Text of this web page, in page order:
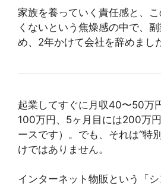
家族を養っていく責任感と、
くないという焦燥感の中で、
め、2年かけて会社を辞めまし
起業してすぐに月収40〜50万
100万円、5ヶ月目には200万
ースです）。でも、それは“特
けではありません。
インターネット物販という「シ